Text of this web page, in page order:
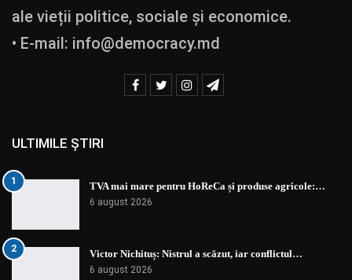
ale vieții politice, sociale și economice.
• E-mail: info@democracy.md
ULTIMILE ȘTIRI
1 TVA mai mare pentru HoReCa și produse agricole:…
6 august 2026
2 Victor Nichituș: Nistrul a scăzut, iar conflictul…
6 august 2026